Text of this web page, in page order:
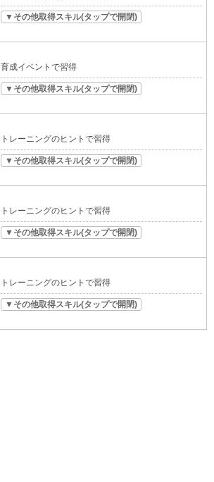
▼その他取得スキル(タップで開閉)
育成イベントで習得
▼その他取得スキル(タップで開閉)
トレーニングのヒントで習得
▼その他取得スキル(タップで開閉)
トレーニングのヒントで習得
▼その他取得スキル(タップで開閉)
トレーニングのヒントで習得
▼その他取得スキル(タップで開閉)